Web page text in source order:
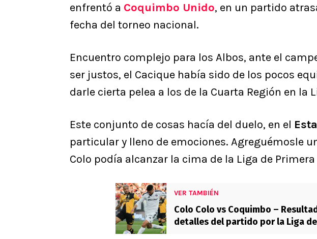
enfrentó a Coquimbo Unido, en un partido
fecha del torneo nacional.
Encuentro complejo para los Albos, ante el
ser justos, el Cacique había sido de los pocos
darle cierta pelea a los de la Cuarta Región en la
Este conjunto de cosas hacía del duelo, en el
particular y lleno de emociones. Agreguémosle
Colo podía alcanzar la cima de la Liga de Primera
VER TAMBIÉN
Colo Colo vs Coquimbo –
detalles del partido por la Liga